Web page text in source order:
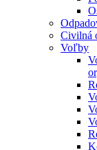
Civilná
Voľby